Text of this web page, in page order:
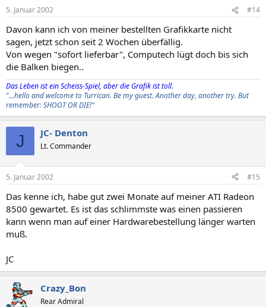
5. Januar 2002 #14
Davon kann ich von meiner bestellten Grafikkarte nicht
sagen, jetzt schon seit 2 Wochen überfällig.
Von wegen "sofort lieferbar", Computech lügt doch bis sich
die Balken biegen..
Das Leben ist ein Scheiss-Spiel, aber die Grafik ist toll.
"...hello and welcome to Turrican. Be my guest. Another day, another try. But
remember: SHOOT OR DIE!"
J JC- Denton
Lt. Commander
5. Januar 2002 #15
Das kenne ich, habe gut zwei Monate auf meiner ATI Radeon
8500 gewartet. Es ist das schlimmste was einen passieren
kann wenn man auf einer Hardwarebestellung länger warten
muß.
JC
Crazy_Bon
Rear Admiral